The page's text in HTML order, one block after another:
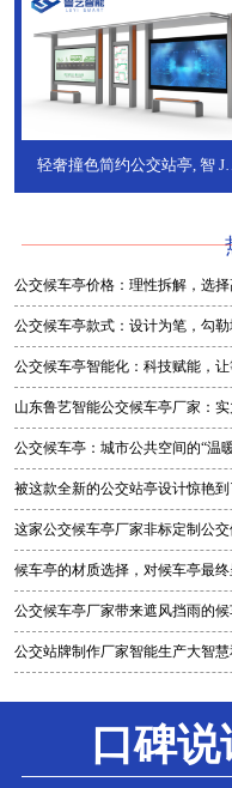
轻奢撞色简约公交站亭, 智
公交候车亭价格：理性拆解，选
公交候车亭款式：设计为笔，勾
公交候车亭智能化：科技赋能，
山东鲁艺智能公交候车亭厂家：
程
公交候车亭：城市公共空间的“温
被这款全新的公交站亭设计惊艳
产厂家生
这家公交候车亭厂家非标定制公
候车亭的材质选择，对候车亭最
公交候车亭厂家带来遮风挡雨的
公交站牌制作厂家智能生产大智
口碑